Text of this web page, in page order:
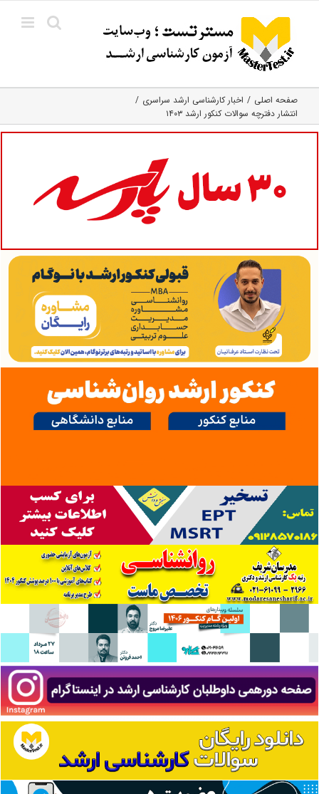
content
صفحه اصلی
اخبار کارشناسی ارشد سراسری
انتشار دفترچه سوالات کنکور ارشد ۱۴۰۳